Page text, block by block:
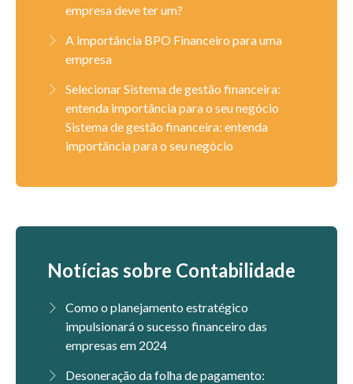
empresa deve ter um?
A importância BPO Financeiro para uma
empresa
Selecionar Sistema de gestão financeira:
entenda importância para o seu negócio
Sistema de gestão financeira: entenda
importância para o seu negócio
Notícias sobre Contabilidade
Como o planejamento estratégico
impulsionará o sucesso financeiro das
empresas em 2024
Desoneração da folha de pagamento: